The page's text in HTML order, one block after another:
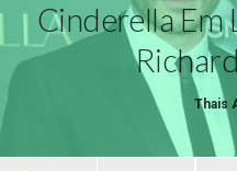
Cinderella Em
Thais